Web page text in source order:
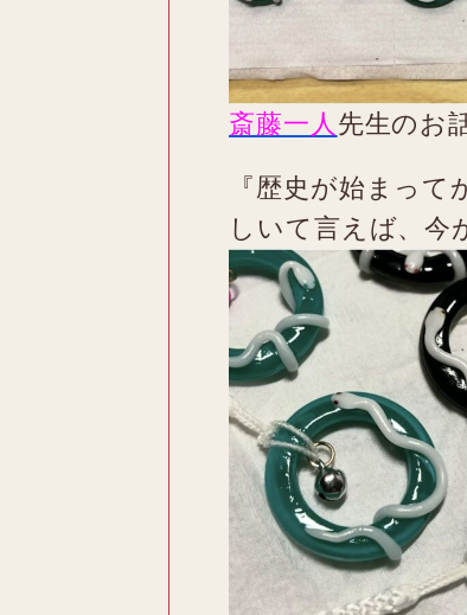
斎藤一人 先生のお
『歴史が始まっ
しいて言えば、今